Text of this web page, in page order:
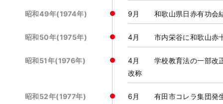
昭和49年(1974年) 9月 和歌山県日赤有功会
昭和50年(1975年) 4月 市内栄谷に和歌山赤十
昭和51年(1976年)
4月 学校教育法の一部改正
改称
昭和52年(1977年)
6月 有田市コレラ集団発